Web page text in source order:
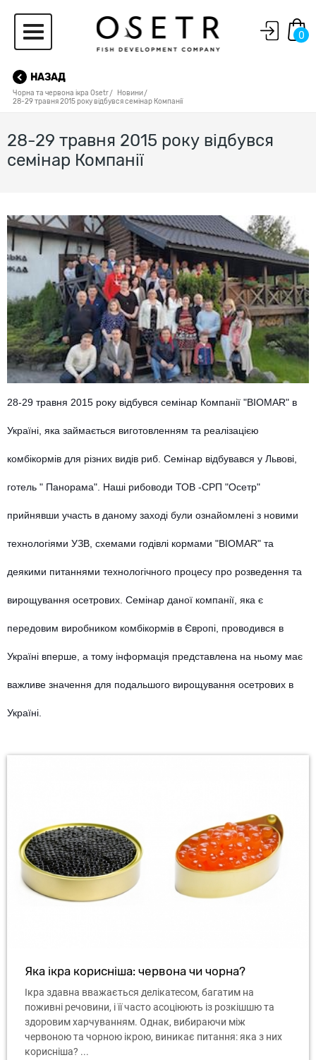
0
НАЗАД
Чорна та червона ікра Osetr
Новини
28-29 травня 2015 року відбувся семінар Компанії
28-29 травня 2015 року відбувся
семінар Компанії
28-29 травня 2015 року відбувся семінар Компанії "BIOMAR" в
Україні, яка займається виготовленням та реалізацією
комбікормів для різних видів риб. Семінар відбувався у Львові,
готель " Панорама". Наші рибоводи ТОВ -СРП "Осетр"
прийнявши участь в даному заході були ознайомлені з новими
технологіями УЗВ, схемами годівлі кормами "BIOMAR" та
деякими питаннями технологічного процесу про розведення та
вирощування осетрових. Семінар даної компанії, яка є
передовим виробником комбікормів в Європі, проводився в
Україні вперше, а тому інформація представлена на ньому має
важливе значення для подальшого вирощування осетрових в
Україні.
Яка ікра корисніша: червона чи чорна?
Ікра здавна вважається делікатесом, багатим на
поживні речовини, і її часто асоціюють із розкішшю та
здоровим харчуванням. Однак, вибираючи між
червоною та чорною ікрою, виникає питання: яка з них
корисніша? ...